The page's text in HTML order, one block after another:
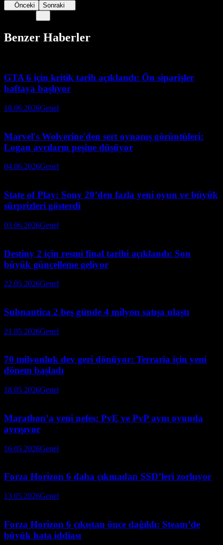
Önceki Sonraki
Benzer Haberler
GTA 6 için kritik tarih açıklandı: Ön siparişler
haftaya başlıyor
18.06.2026Genel
Marvel's Wolverine'den sert oynanış görüntüleri:
Logan avcıların peşine düşüyor
04.06.2026Genel
State of Play: Sony 20’den fazla yeni oyun ve büyük
sürprizleri gösterdi
03.06.2026Genel
Destiny 2 için resmi final tarihi açıklandı: Son
büyük güncelleme geliyor
22.05.2026Genel
Subnautica 2 beş günde 4 milyon satışa ulaştı
21.05.2026Genel
70 milyonluk dev geri dönüyor: Terraria için yeni
dönem başladı
18.05.2026Genel
Marathon’a yeni nefes: PvE ve PvP aynı oyunda
ayrışıyor
16.05.2026Genel
Forza Horizon 6 daha çıkmadan SSD’leri zorluyor
13.05.2026Genel
Forza Horizon 6 çıkıştan önce dağıldı: Steam’de
büyük hata iddiası